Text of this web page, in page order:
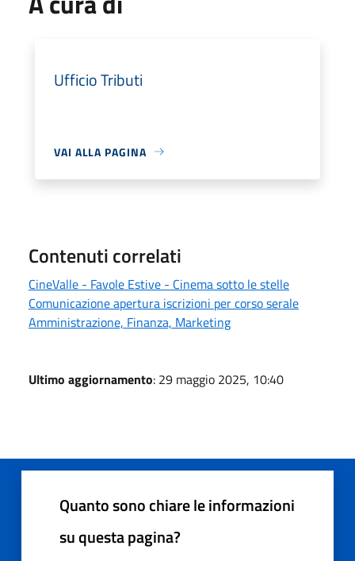
Ufficio Tributi
VAI ALLA PAGINA
Contenuti correlati
CineValle - Favole Estive - Cinema sotto le stelle
Comunicazione apertura iscrizioni per corso serale
Amministrazione, Finanza, Marketing
Ultimo aggiornamento: 29 maggio 2025, 10:40
Quanto sono chiare le informazioni
su questa pagina?